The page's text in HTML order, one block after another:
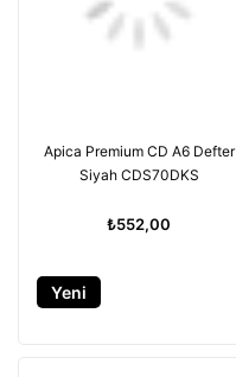
Apica Premium CD A6 Defter
Siyah CDS70DKS
₺552,00
Yeni